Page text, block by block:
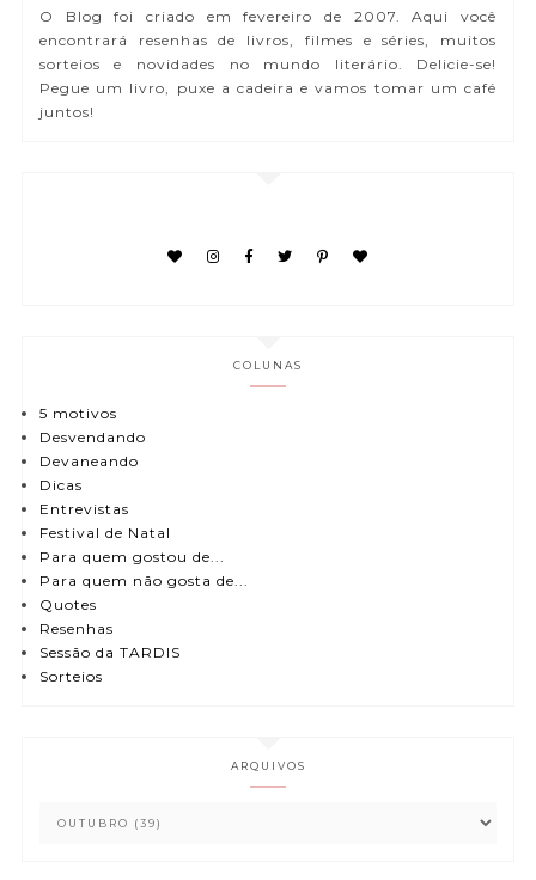
O Blog foi criado em fevereiro de 2007. Aqui você
encontrará resenhas de livros, filmes e séries, muitos
sorteios e novidades no mundo literário. Delicie-se!
Pegue um livro, puxe a cadeira e vamos tomar um café
juntos!
COLUNAS
5 motivos
Desvendando
Devaneando
Dicas
Entrevistas
Festival de Natal
Para quem gostou de...
Para quem não gosta de...
Quotes
Resenhas
Sessão da TARDIS
Sorteios
ARQUIVOS